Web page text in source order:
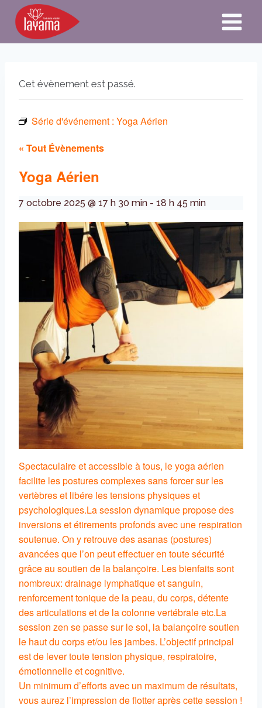
Aller
contenu
Cet évènement est passé.
Série d'événement : Yoga Aérien
« Tout Évènements
Yoga Aérien
7 octobre 2025 @ 17 h 30 min - 18 h 45 min
Spectaculaire et accessible à tous, le yoga aérien
facilite les postures complexes sans forcer sur les
vertèbres et libére les tensions physiques et
psychologiques.La session dynamique propose des
inversions et étirements profonds avec une respiration
soutenue. On y retrouve des asanas (postures)
avancées que l’on peut effectuer en toute sécurité
grâce au soutien de la balançoire. Les bienfaits sont
nombreux: drainage lymphatique et sanguin,
renforcement tonique de la peau, du corps, détente
des articulations et de la colonne vertébrale etc.La
session zen se passe sur le sol, la balançoire soutien
le haut du corps et/ou les jambes. L’objectif principal
est de lever toute tension physique, respiratoire,
émotionnelle et cognitive.
Un minimum d’efforts avec un maximum de résultats,
vous aurez l’impression de flotter après cette session !